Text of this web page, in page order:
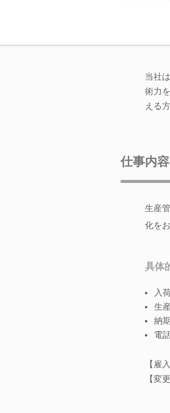
当社
術力
える
仕事内容
生産
化を
具体
入
生
納
電
【雇
【変